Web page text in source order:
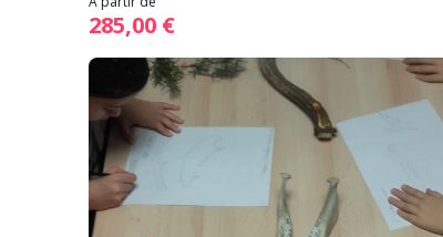
285,00 €